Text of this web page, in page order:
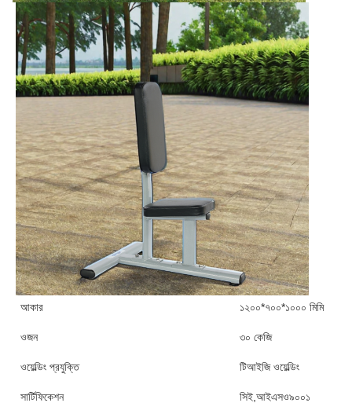
আকার ১২০০*৭০০*১০০০ মিমি
ওজন ৩০ কেজি
ওয়েল্ডিং প্রযুক্তি টিআইজি ওয়েল্ডিং
সার্টিফিকেশন সিই,আইএসও৯০০১